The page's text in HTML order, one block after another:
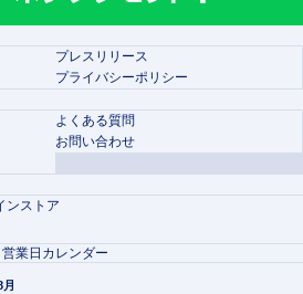
プレスリリース
プライバシーポリシー
よくある質問
お問い合わせ
ンストア
営業日カレンダー